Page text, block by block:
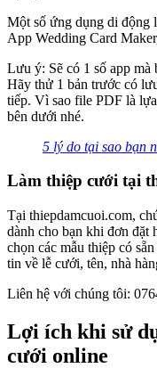
Một số ứng dụng di động
App Wedding Card
Lưu ý: Sẽ có 1 số app
Hãy thử 1 bản trước có
tiếp. Vì sao file PDF là
bên dưới nhé.
5 lý do tại sao bạn
Làm thiệp cưới tại
Tại thiepdamcuoi.com,
dành cho bạn khi đơn đặt
chọn các mẫu thiệp có
tin về lễ cưới, tên, nhà
Liên hệ với chúng tôi:
Lợi ích khi sử
cưới online